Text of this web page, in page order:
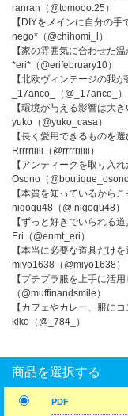
ranran（@tomooo.25）
【DIYをメインに自分の手
nego*（@chihomi_l）
【家の雰囲気に合わせた
*eri*（@erifebruary10）
【北欧ヴィンテージの我
_17anco_（@_17anco_）
【環境が与える影響は大
yuko（@yuko_casa）
【長く愛用できるものを
Rrrrriiiii（@rrrrriiiii）
【アンティークを取り入
Osono（@boutique_osono
【本質を知っているから
nigogu48（@ nigogu48）
【ずっと好きでいられる
Eri（@enmt_eri）
【本当に必要な道具だけ
miyo1638（@miyo1638）
【プチプラ服を上手に活
（@muffinandsmile）
【カフェやカレー、服に
kiko（@_784_）
商品を選択する
PDF